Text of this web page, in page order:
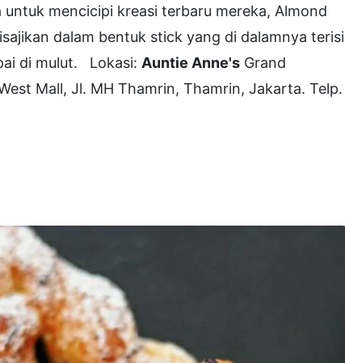
mencicipi kreasi terbaru mereka, Almond
dalam bentuk stick yang di dalamnya terisi
di mulut.
Lokasi: Auntie Anne's Grand
Mall, Jl. MH Thamrin, Thamrin, Jakarta. Telp.